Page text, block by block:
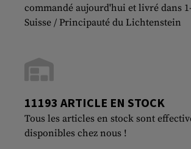
commandé aujourd'hui et livré dans
Suisse / Principauté du Lichtenstein
11193 ARTICLE EN STOCK
Tous les articles en stock sont
disponibles chez nous !